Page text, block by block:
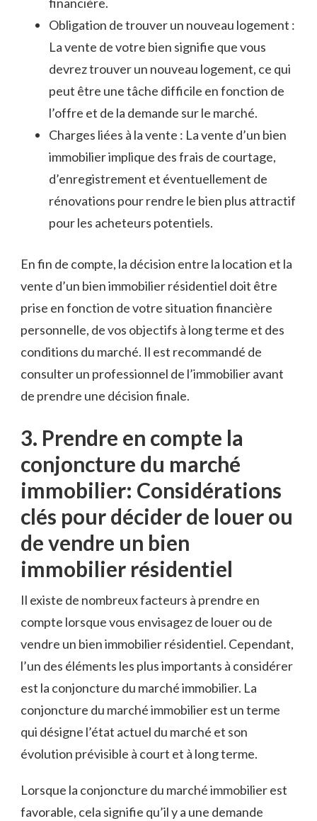
financière.
Obligation‌ de trouver un nouveau logement :⁤
La vente de votre bien signifie que vous
devrez trouver un nouveau logement, ⁣ce qui⁣
peut être une tâche difficile en fonction de
l’offre et de la demande sur le marché.
Charges ‍liées à la vente : ⁣La vente d’un bien
immobilier implique des frais ‍de courtage,
d’enregistrement et éventuellement de
rénovations pour rendre le bien plus⁣ attractif
pour les acheteurs potentiels.
En ⁤fin de compte, la décision entre la location et la
‍vente ‍d’un bien immobilier résidentiel doit être
prise en fonction de votre ‍situation financière
personnelle, de vos objectifs à​ long terme et des
conditions du marché. Il est recommandé de
consulter un professionnel de l’immobilier avant
de prendre une décision finale.
3. Prendre en compte la
conjoncture du marché
immobilier: Considérations⁢
clés pour décider de louer ou
‍de vendre un bien
immobilier résidentiel
Il existe de nombreux facteurs à prendre en
compte​ lorsque vous envisagez de louer ou de
vendre un bien immobilier résidentiel. Cependant,
l’un ​des éléments les​ plus importants à considérer
est la conjoncture du marché immobilier. La
conjoncture du marché immobilier est un terme
qui désigne l’état actuel du marché et son
évolution prévisible à ​court et à long terme.
Lorsque la conjoncture du ⁤marché immobilier ⁢est
favorable, cela signifie qu’il y a une demande